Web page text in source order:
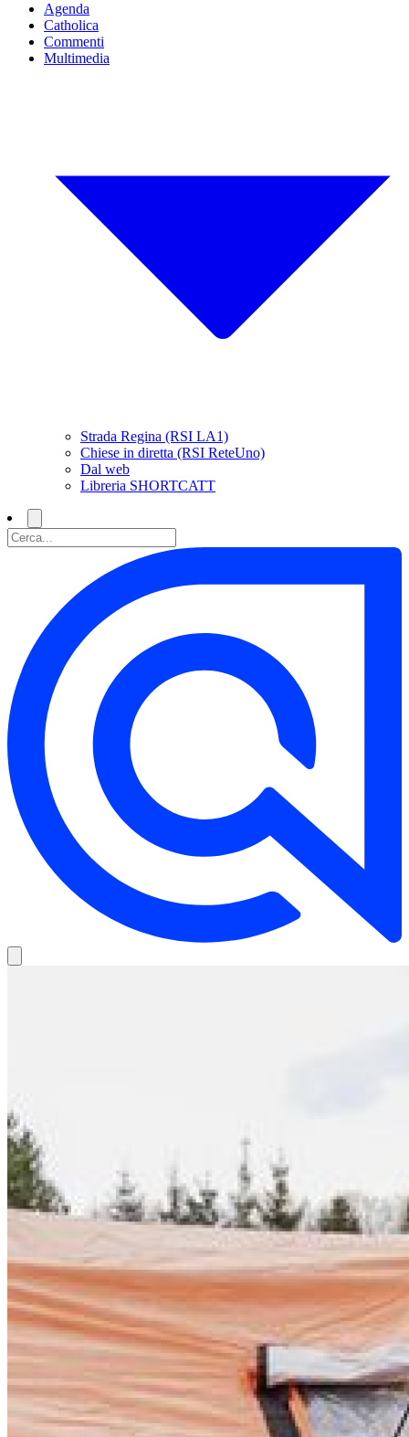
Agenda
Catholica
Commenti
Multimedia
Strada Regina (RSI LA1)
Chiese in diretta (RSI ReteUno)
Dal web
Libreria SHORTCATT